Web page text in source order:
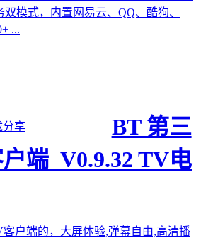
模式，内置网易云、QQ、酷狗、
...
分享
BT 第三
端_V0.9.32 TV电
户端的，大屏体验,弹幕自由,高清播